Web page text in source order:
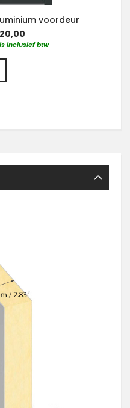
voordeur
inclusief btw